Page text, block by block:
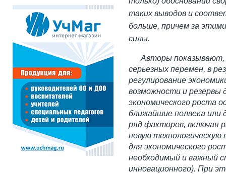
таких выводов и
больше, причем за
силы.
Авторы показывают,
серьезных перемен, в
регулирование
возможности и резервы
экономического роста
ближайшие полвека
ряд факторов, включая
новую технологическую
для экономического
необходимый и важный
инновационного). При